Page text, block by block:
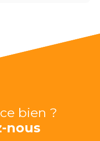
bien ?
nous